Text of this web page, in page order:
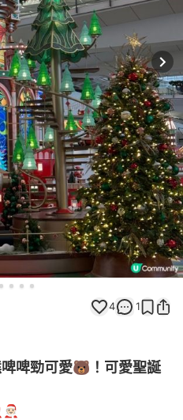
4 1
啤勁可愛🐻！可愛聖誕